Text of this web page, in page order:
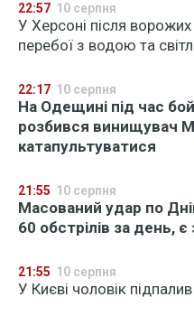
22:57 10 серпня
У Херсоні після ворожих
перебої з водою та
22:17 10 серпня
На Одещині під час
розбився винищувач
катапультуватися
21:55 10 серпня
Масований удар по
60 обстрілів за день, є
21:55 10 серпня
У Києві чоловік